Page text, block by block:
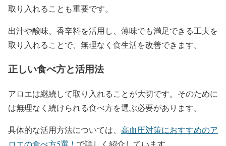
取り入れることも重要です。
出汁や酸味、香辛料を活用し、薄味でも満足できる工夫を
取り入れることで、無理なく食生活を改善できます。
正しい食べ方と活用法
アロエは継続して取り入れることが大切です。そのために
は無理なく続けられる食べ方を選ぶ必要があります。
具体的な活用方法については、 高血圧対策におすすめのア
ロエの食べ方5選！ で詳しく紹介しています。